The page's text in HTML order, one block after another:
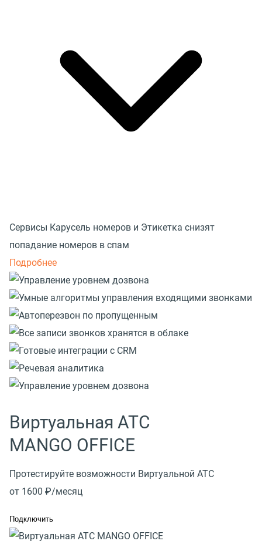
Сервисы Карусель номеров и Этикетка снизят
попадание номеров в спам
Подробнее
Виртуальная АТС
MANGO OFFICE
Протестируйте возможности Виртуальной АТС
от 1600 ₽/месяц
Подключить